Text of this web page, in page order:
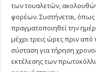
των τουαλετών,
φορέων. Συστήνεται, όπως
πραγματοποιηθεί την
μέχρι τρεις ώρες πριν
σύσταση για τήρηση
εκτέλεσης των